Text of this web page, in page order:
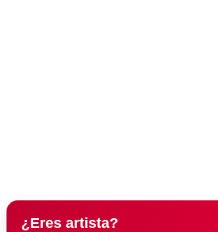
¿Eres artista?